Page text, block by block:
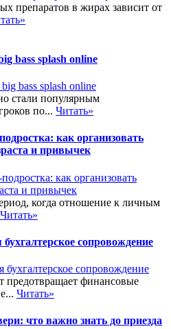
препаратов в жирах зависит от
bass splash online
стали популярным
по... Читать»
как организовать
и привычек
когда отношение к личным
Читать»
сопровождение
предотвращает финансовые
Читать»
что важно знать до приезда